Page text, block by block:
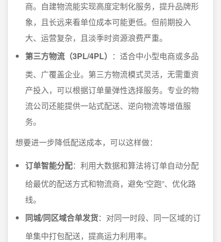
商。自建物流能实现高度定制化服务，提升品牌形
象，且长远来看单位成本可能更低。但前期投入
大、运营复杂，且淡季时资源浪费严重。
第三方物流（3PL/4PL） ：适合中小型电商或多品
类、广覆盖企业。第三方物流模式灵活，无需重资
产投入，可以根据订单量弹性选择服务。专业的物
流公司还能提供一站式配送、逆向物流等增值服
务。
想要进一步降低配送成本，可以这样做：
订单智能分配：利用大数据和算法将订单自动分配
给最优的配送方式和物流商，避免“空跑”、优化路
线。
同城/同区域合单发货：对同一时段、同一区域的订
单集中打包配送，提高运力利用率。